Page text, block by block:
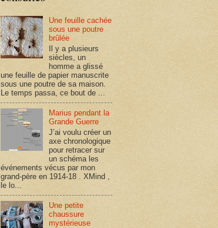
Une feuille cachée
sous une poutre
brûlée
Il y a plusieurs
siècles, un
homme a glissé
une feuille de papier manuscrite
sous une poutre de sa maison.
Le temps passa, ce bout de ...
Marius pendant la
Grande Guerre
J’ai voulu créer un
axe chronologique
pour retracer sur
un schéma les
événements vécus par mon
grand-père en 1914-18 . XMind ,
le lo...
Une petite
chaussure
mystérieuse